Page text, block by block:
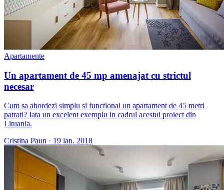
Apartamente
Un apartament de 45 mp amenajat cu strictul
necesar
Cum sa abordezi simplu si functional un apartament de 45 metri
patrati? Iata un excelent exemplu in cadrul acestui proiect din
Lituania.
Cristina Paun · 19 ian. 2018